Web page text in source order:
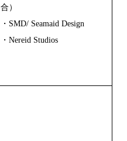
合）
・SMD/ Seamaid Design
・Nereid Studios